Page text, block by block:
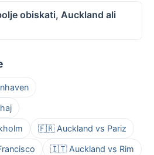
obiskati, Auckland ali
🇫🇷 Auckland vs Pariz
🇮🇹 Auckland vs Rim